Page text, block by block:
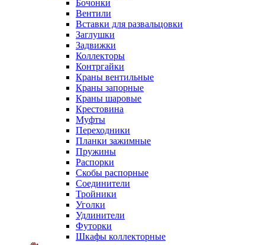
Бочонки
Вентили
Вставки для развальцовки
Заглушки
Задвижки
Коллекторы
Контргайки
Краны вентильные
Краны запорные
Краны шаровые
Крестовина
Муфты
Переходники
Планки зажимные
Пружины
Распорки
Скобы распорные
Соединители
Тройники
Уголки
Удлинители
Футорки
Шкафы коллекторные